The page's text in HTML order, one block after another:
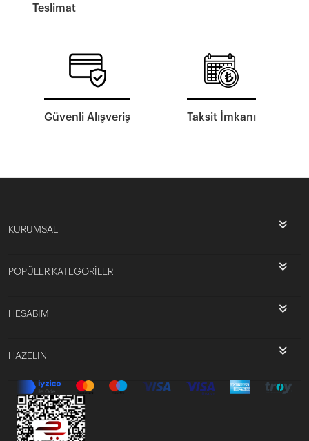
Teslimat
Güvenli Alışveriş Taksit İmkanı
KURUMSAL
POPÜLER KATEGORİLER
HESABIM
HAZELİN